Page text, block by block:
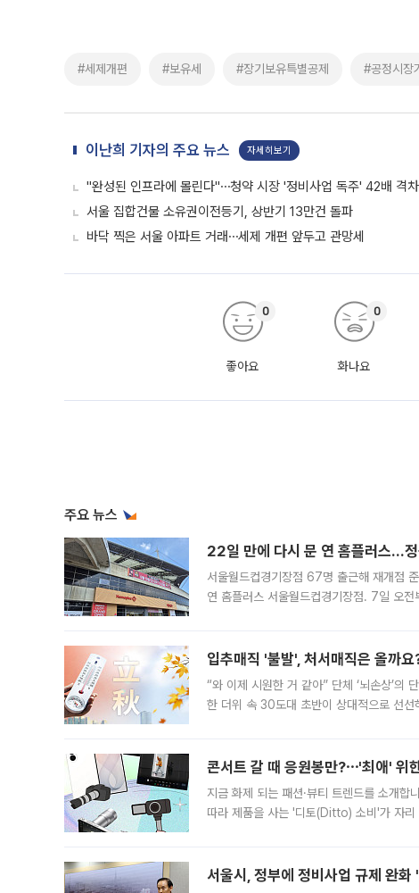
#세제개편 #보유세 #장기보유특별공제 #공정시장
이난희 기자의 주요 뉴스 자세히보기
"완성된 인프라에 몰린다"⋯청약 시장 '정비사업 독주' 42배 격차
서울 집합건물 소유권이전등기, 상반기 13만건 돌파
바닥 찍은 서울 아파트 거래⋯세제 개편 앞두고 관망세
좋아요
0
화나요
0
주요 뉴스
22일 만에 다시 문 연 홈플러스…정
서울월드컵경기장점 67명 출근해 재개점
연 홈플러스 서울월드컵경기장점. 7일 오
입추매직 '불발', 처서매직은 올까
“와 이제 시원한 거 같아” 단체 ‘뇌손상’
한 더위 속 30도대 초반이 상대적으로 선
콘서트 갈 때 응원봉만?⋯'최애' 위
지금 화제 되는 패션·뷰티 트렌드를 소개
따라 제품을 사는 '디토(Ditto) 소비'가 자리
서울시, 정부에 정비사업 규제 완